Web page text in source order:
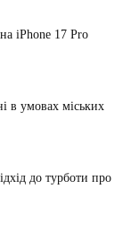
iPhone 17 Pro
в умовах міських
до турботи про